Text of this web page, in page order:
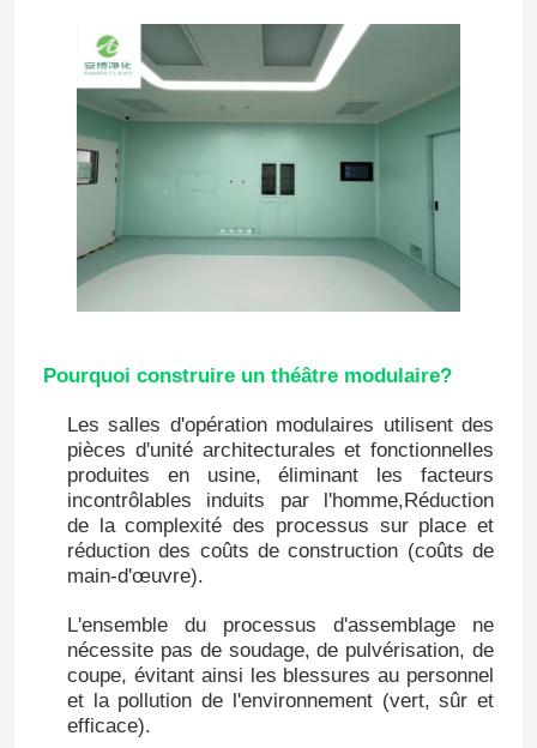
Pourquoi construire un théâtre modulaire?
Les salles d'opération modulaires utilisent des
pièces d'unité architecturales et fonctionnelles
produites en usine, éliminant les facteurs
incontrôlables induits par l'homme,Réduction
de la complexité des processus sur place et
réduction des coûts de construction (coûts de
main-d'œuvre).
L'ensemble du processus d'assemblage ne
nécessite pas de soudage, de pulvérisation, de
coupe, évitant ainsi les blessures au personnel
et la pollution de l'environnement (vert, sûr et
efficace).